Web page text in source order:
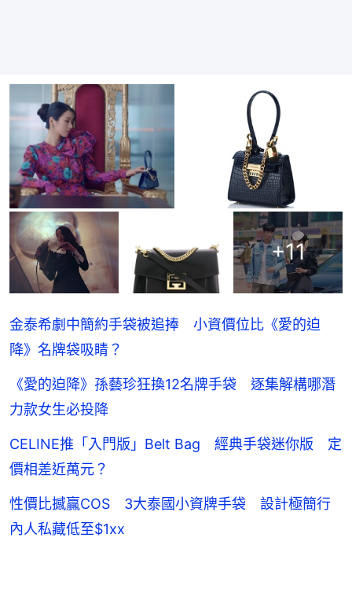
+11
金泰希劇中簡約手袋被追捧 小資價位比《愛的迫
降》名牌袋吸睛？
《愛的迫降》孫藝珍狂換12名牌手袋 逐集解構哪潛
力款女生必投降
CELINE推「入門版」Belt Bag 經典手袋迷你版 定
價相差近萬元？
性價比撼贏COS 3大泰國小資牌手袋 設計極簡行
內人私藏低至$1xx